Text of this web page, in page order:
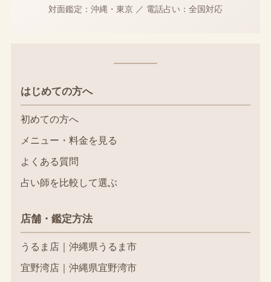
対面鑑定：沖縄・東京 ／ 電話占い：全国対応
はじめての方へ
初めての方へ
メニュー・料金を見る
よくある質問
占い師を比較して選ぶ
店舗・鑑定方法
うるま店｜沖縄県うるま市
宜野湾店｜沖縄県宜野湾市